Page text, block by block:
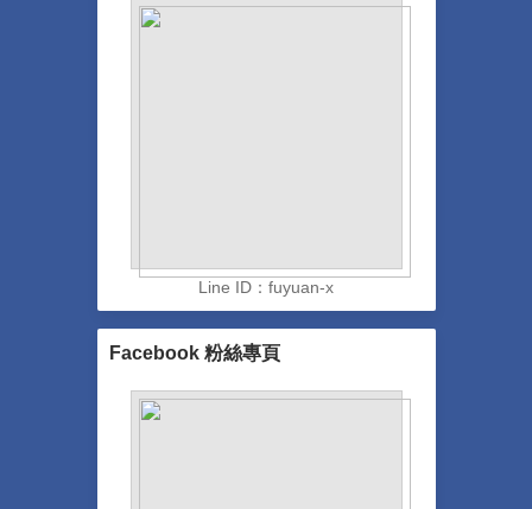
Line ID：fuyuan-x
Facebook 粉絲專頁